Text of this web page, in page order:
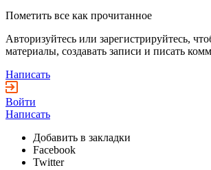
Пометить все как прочитанное
Авторизуйтесь или зарегистрируйтесь,
материалы, создавать записи и писать
Написать
Войти
Написать
Добавить в закладки
Facebook
Twitter